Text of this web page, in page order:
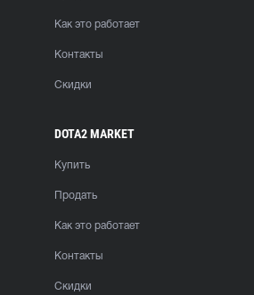
Как это работает
Контакты
Скидки
DOTA2 MARKET
Купить
Продать
Как это работает
Контакты
Скидки